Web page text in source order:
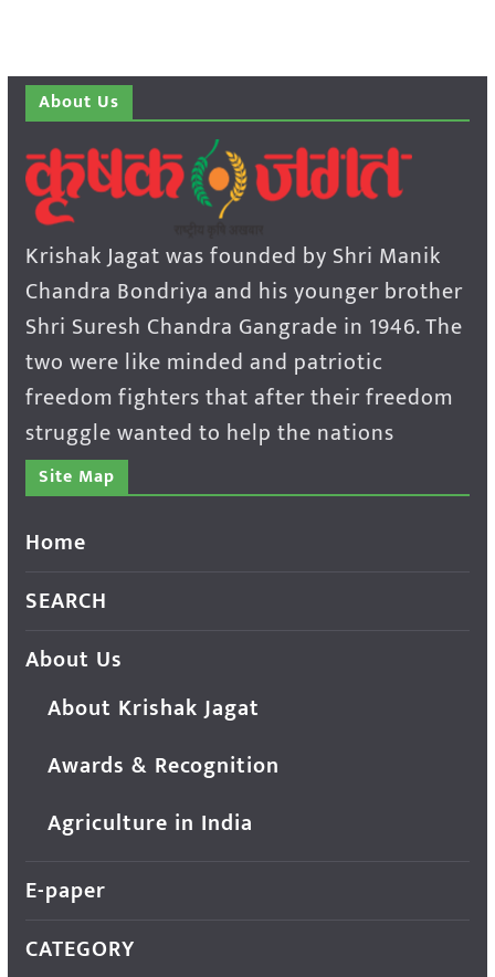
About Us
Krishak Jagat was founded by Shri Manik
Chandra Bondriya and his younger brother
Shri Suresh Chandra Gangrade in 1946. The
two were like minded and patriotic
freedom fighters that after their freedom
struggle wanted to help the nations
Site Map
Home
SEARCH
About Us
About Krishak Jagat
Awards & Recognition
Agriculture in India
E-paper
CATEGORY